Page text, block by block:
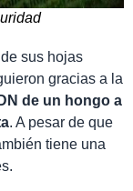
sus hojas
gracias a la
de un hongo a
. A pesar de que
tiene una